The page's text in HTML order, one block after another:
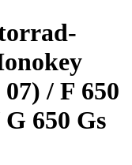
/ F 650
650 Gs